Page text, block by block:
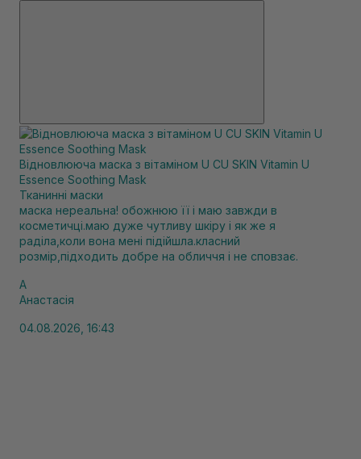
Відновлююча маска з вітаміном U CU SKIN Vitamin U
Essence Soothing Mask
Тканинні маски
маска нереальна! обожнюю її і маю завжди в
косметичці.маю дуже чутливу шкіру і як же я
раділа,коли вона мені підійшла.класний
розмір,підходить добре на обличчя і не сповзає.
А
Анастасія
04.08.2026, 16:43